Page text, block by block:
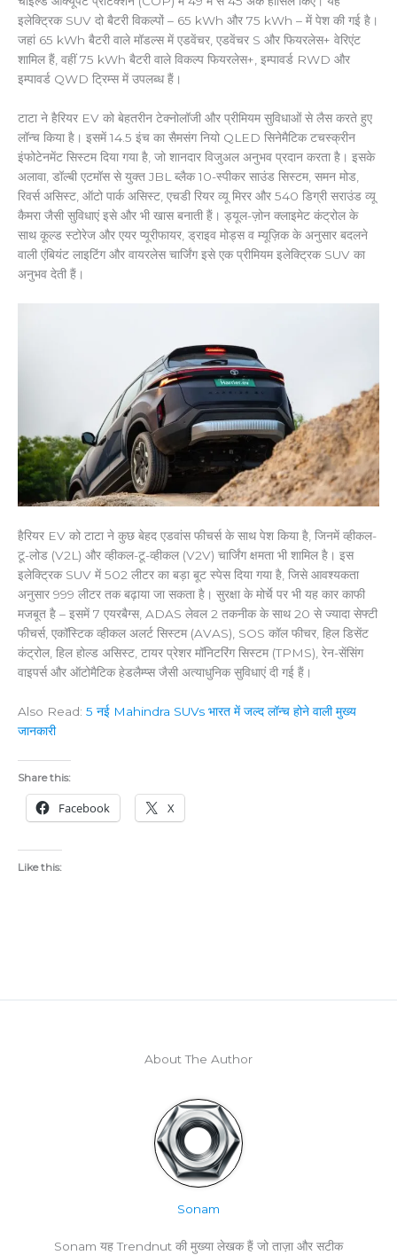
इलेक्ट्रिक SUV दो बैटरी विकल्पों – 65 kWh और 75 kWh – में पेश की गई है।
जहां 65 kWh बैटरी वाले मॉडल्स में एडवेंचर, एडवेंचर S और फियरलेस+ वेरिएंट
शामिल हैं, वहीं 75 kWh बैटरी वाले विकल्प फियरलेस+, इम्पावर्ड RWD और
इम्पावर्ड QWD ट्रिम्स में उपलब्ध हैं।
टाटा ने हैरियर EV को बेहतरीन टेक्नोलॉजी और प्रीमियम सुविधाओं से लैस करते हुए
लॉन्च किया है। इसमें 14.5 इंच का सैमसंग नियो QLED सिनेमैटिक टचस्क्रीन
इंफोटेनमेंट सिस्टम दिया गया है, जो शानदार विजुअल अनुभव प्रदान करता है। इसके
अलावा, डॉल्बी एटमॉस से युक्त JBL ब्लैक 10-स्पीकर साउंड सिस्टम, समन मोड,
रिवर्स असिस्ट, ऑटो पार्क असिस्ट, एचडी रियर व्यू मिरर और 540 डिग्री सराउंड व्यू
कैमरा जैसी सुविधाएं इसे और भी खास बनाती हैं। ड्यूल-ज़ोन क्लाइमेट कंट्रोल के
साथ कूल्ड स्टोरेज और एयर प्यूरीफायर, ड्राइव मोड्स व म्यूज़िक के अनुसार बदलने
वाली एंबियंट लाइटिंग और वायरलेस चार्जिंग इसे एक प्रीमियम इलेक्ट्रिक SUV का
अनुभव देती हैं।
हैरियर EV को टाटा ने कुछ बेहद एडवांस फीचर्स के साथ पेश किया है, जिनमें व्हीकल-
टू-लोड (V2L) और व्हीकल-टू-व्हीकल (V2V) चार्जिंग क्षमता भी शामिल है। इस
इलेक्ट्रिक SUV में 502 लीटर का बड़ा बूट स्पेस दिया गया है, जिसे आवश्यकता
अनुसार 999 लीटर तक बढ़ाया जा सकता है। सुरक्षा के मोर्चे पर भी यह कार काफी
मजबूत है – इसमें 7 एयरबैग्स, ADAS लेवल 2 तकनीक के साथ 20 से ज्यादा सेफ्टी
फीचर्स, एकॉस्टिक व्हीकल अलर्ट सिस्टम (AVAS), SOS कॉल फीचर, हिल डिसेंट
कंट्रोल, हिल होल्ड असिस्ट, टायर प्रेशर मॉनिटरिंग सिस्टम (TPMS), रेन-सेंसिंग
वाइपर्स और ऑटोमैटिक हेडलैम्प्स जैसी अत्याधुनिक सुविधाएं दी गई हैं।
Also Read: 5 नई Mahindra SUVs भारत में जल्द लॉन्च होने वाली मुख्य
जानकारी
Share this:
Facebook X
Like this:
About The Author
Sonam
Sonam यह Trendnut की मुख्या लेखक हैं जो ताज़ा और सटीक